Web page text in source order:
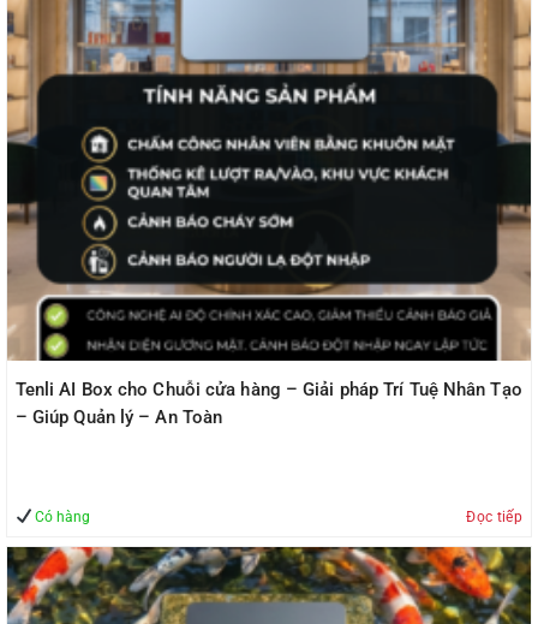
Tenli AI Box cho Chuỗi cửa hàng – Giải pháp Trí Tuệ Nhân Tạo
– Giúp Quản lý – An Toàn
Có hàng Đọc tiếp